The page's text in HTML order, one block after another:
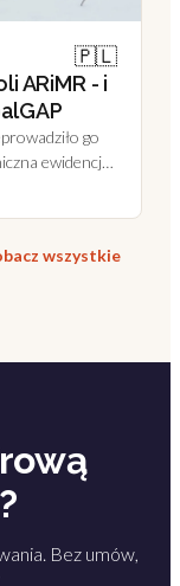
🇵🇱
ARiMR - i
go
ewidencja
wszystkie
Bez umów,